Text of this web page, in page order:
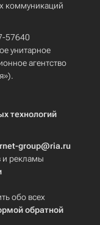
коммуникаций
57640
унитарное
агентство
технологий
group@ria.ru
и рекламы
обо всех
обратной